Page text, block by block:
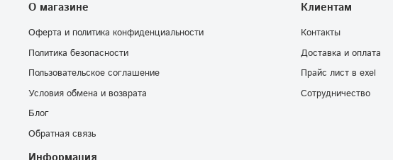
О магазине
Оферта и политика конфиденциальности
Политика безопасности
Пользовательское соглашение
Условия обмена и возврата
Блог
Обратная связь
Клиентам
Контакты
Доставка и оплата
Прайс лист в exel
Сотрудничество